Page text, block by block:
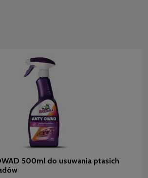
500ml do usuwania ptasich